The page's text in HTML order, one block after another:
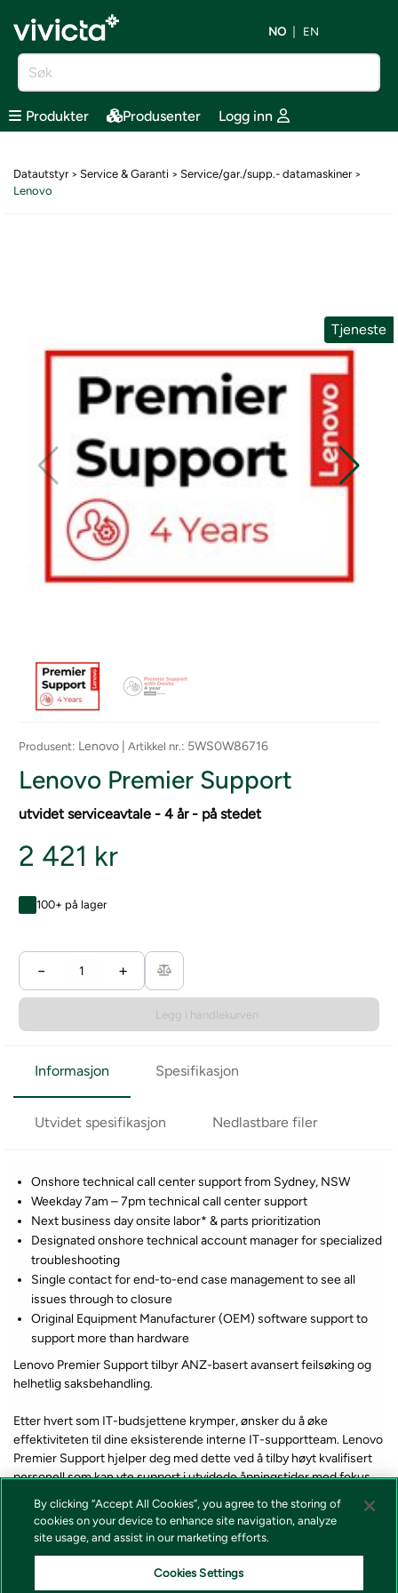
NO EN
Produkter Produsenter Logg inn
Datautstyr> Service & Garanti > Service/gar./supp.- datamaskiner>
Lenovo
Tjeneste
Produsent: Lenovo | Artikkel nr.: 5WS0W86716
Lenovo Premier Support
utvidet serviceavtale - 4 år - på stedet
2 421 kr
100+ på lager
− +
Legg i handlekurven
Informasjon Spesifikasjon
Utvidet spesifikasjon Nedlastbare filer
Onshore technical call center support from Sydney, NSW
Weekday 7am – 7pm technical call center support
Next business day onsite labor* & parts prioritization
Designated onshore technical account manager for specialized
troubleshooting
Single contact for end-to-end case management to see all
issues through to closure
Original Equipment Manufacturer (OEM) software support to
support more than hardware
Lenovo Premier Support tilbyr ANZ-basert avansert feilsøking og
helhetlig saksbehandling.
Etter hvert som IT-budsjettene krymper, ønsker du å øke
effektiviteten til dine eksisterende interne IT-supportteam. Lenovo
Premier Support hjelper deg med dette ved å tilby høyt kvalifisert
personell som kan yte support i utvidede åpningstider med fokus
på avansert feilsøking og dedikert saksbehandling.
forteller om varen er på lager eller ikke i nettbutikken. Vi tar forbehold
By clicking “Accept All Cookies”, you agree to the storing of
cookies on your device to enhance site navigation, analyze
site usage, and assist in our marketing efforts.
Cookies Settings